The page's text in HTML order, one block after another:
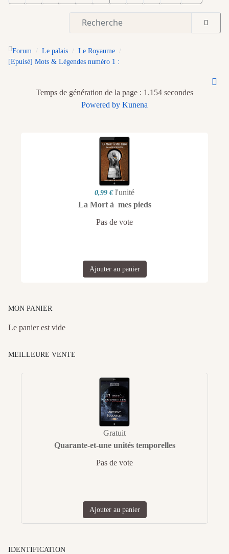
Forum Le palais
Le Royaume
[Epuisé] Mots & Légendes numéro 1 :
Temps de génération de la page : 1.154 secondes
Powered by Kunena
0,99 € l'unité
La Mort à mes pieds
Pas de vote
Ajouter au panier
MON PANIER
Le panier est vide
MEILLEURE VENTE
Gratuit
Quarante-et-une unités temporelles
Pas de vote
Ajouter au panier
IDENTIFICATION